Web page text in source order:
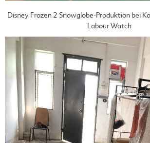
Disney Frozen 2 Snowglobe-Produktion bei
Labour Watch